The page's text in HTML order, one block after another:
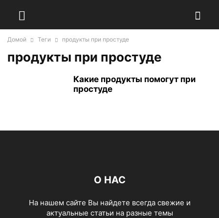
Домой Теги продукты при простуде
продукты при простуде
Какие продукты помогут при
простуде
О НАС
На нашем сайте Вы найдете всегда свежие и
актуальные статьи на разные темы